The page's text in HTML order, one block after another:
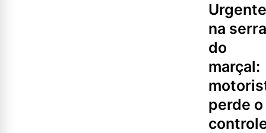
urgente
na serra
do
marçal:
perde o